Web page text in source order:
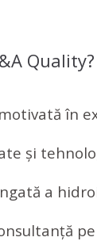
Quality?
în
și
a